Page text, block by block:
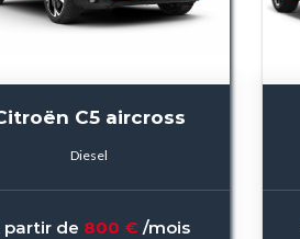
C5 aircross
Diesel
partir de 800 € /mois